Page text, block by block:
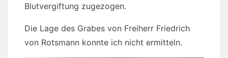
Blutvergiftung zugezogen.
Die Lage des Grabes von Freiherr Friedrich
von Rotsmann konnte ich nicht ermitteln.